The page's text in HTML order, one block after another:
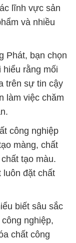
lĩnh vực sản
và nhiều
Phát, bạn chọn
hiểu rằng mối
trên sự tin cậy
làm việc chăm
công nghiệp
màng, chất
tạo màu.
luôn đặt chất
biết sâu sắc
nghiệp,
chất công